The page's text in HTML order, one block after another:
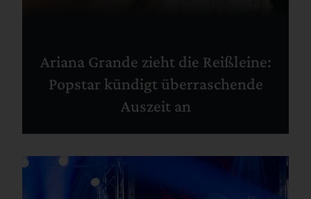
Ariana Grande zieht die Reißleine:
Popstar kündigt überraschende
Auszeit an